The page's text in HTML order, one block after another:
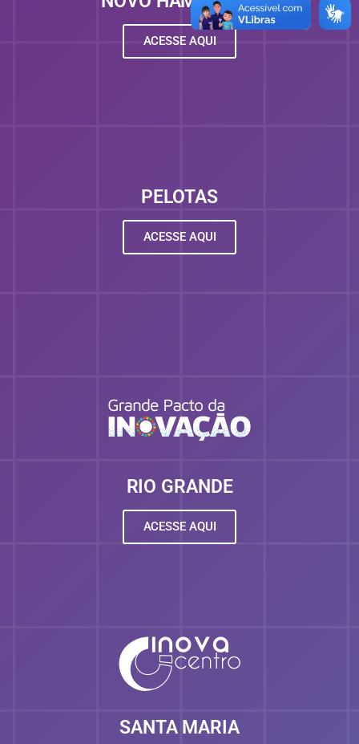
ACESSE AQUI
PELOTAS
ACESSE AQUI
RIO GRANDE
ACESSE AQUI
SANTA MARIA